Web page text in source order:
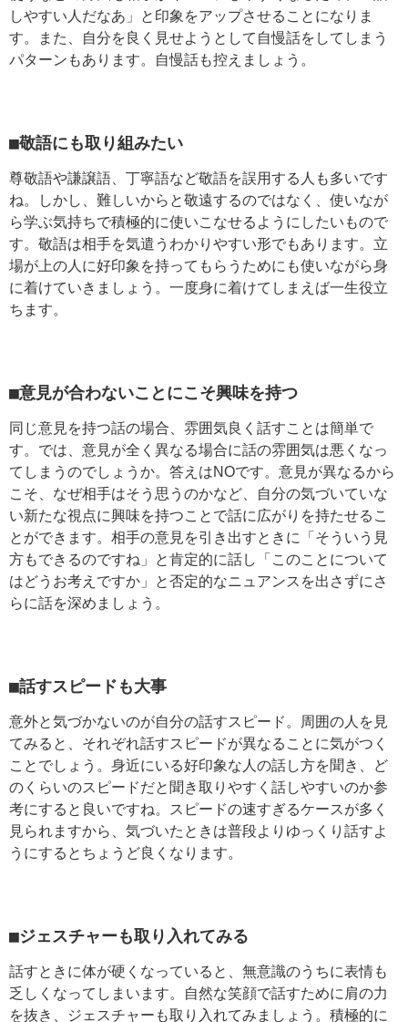
しやすい人だなあ」と印象をアップさせることになりま
す。また、自分を良く見せようとして自慢話をしてしまう
パターンもあります。自慢話も控えましょう。
■敬語にも取り組みたい
尊敬語や謙譲語、丁寧語など敬語を誤用する人も多いです
ね。しかし、難しいからと敬遠するのではなく、使いなが
ら学ぶ気持ちで積極的に使いこなせるようにしたいもので
す。敬語は相手を気遣うわかりやすい形でもあります。立
場が上の人に好印象を持ってもらうためにも使いながら身
に着けていきましょう。一度身に着けてしまえば一生役立
ちます。
■意見が合わないことにこそ興味を持つ
同じ意見を持つ話の場合、雰囲気良く話すことは簡単で
す。では、意見が全く異なる場合に話の雰囲気は悪くなっ
てしまうのでしょうか。答えはNOです。意見が異なるから
こそ、なぜ相手はそう思うのかなど、自分の気づいていな
い新たな視点に興味を持つことで話に広がりを持たせるこ
とができます。相手の意見を引き出すときに「そういう見
方もできるのですね」と肯定的に話し「このことについて
はどうお考えですか」と否定的なニュアンスを出さずにさ
らに話を深めましょう。
■話すスピードも大事
意外と気づかないのが自分の話すスピード。周囲の人を見
てみると、それぞれ話すスピードが異なることに気がつく
ことでしょう。身近にいる好印象な人の話し方を聞き、ど
のくらいのスピードだと聞き取りやすく話しやすいのか参
考にすると良いですね。スピードの速すぎるケースが多く
見られますから、気づいたときは普段よりゆっくり話すよ
うにするとちょうど良くなります。
■ジェスチャーも取り入れてみる
話すときに体が硬くなっていると、無意識のうちに表情も
乏しくなってしまいます。自然な笑顔で話すために肩の力
を抜き、ジェスチャーも取り入れてみましょう。積極的に